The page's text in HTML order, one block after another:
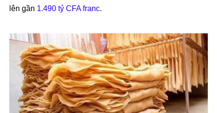
lên gần 1.490 tỷ CFA franc.